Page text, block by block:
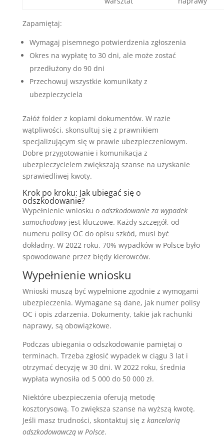
Zapamiętaj:
Wymagaj pisemnego potwierdzenia zgłoszenia
Okres na wypłatę to 30 dni, ale może zostać
przedłużony do 90 dni
Przechowuj wszystkie komunikaty z
ubezpieczyciela
Załóż folder z kopiami dokumentów. W razie
wątpliwości, skonsultuj się z prawnikiem
specjalizującym się w prawie ubezpieczeniowym.
Dobre przygotowanie i komunikacja z
ubezpieczycielem zwiększają szanse na uzyskanie
sprawiedliwej kwoty.
Krok po kroku: Jak ubiegać się o
odszkodowanie?
Wypełnienie wniosku o odszkodowanie za wypadek
samochodowyjest kluczowe. Każdy szczegół, od
numeru polisy OC do opisu szkód, musi być
dokładny. W 2022 roku, 70% wypadków w Polsce było
spowodowane przez błędy kierowców.
Wypełnienie wniosku
Wnioski muszą być wypełnione zgodnie z wymogami
ubezpieczenia. Wymagane są dane, jak numer polisy
OC i opis zdarzenia. Dokumenty, takie jak rachunki
naprawy, są obowiązkowe.
Podczas ubiegania o odszkodowanie pamiętaj o
terminach. Trzeba zgłosić wypadek w ciągu 3 lat i
otrzymać decyzję w 30 dni. W 2022 roku, średnia
wypłata wynosiła od 5 000 do 50 000 zł.
Niektóre ubezpieczenia oferują metodę
kosztorysową. To zwiększa szanse na wyższą kwotę.
Jeśli masz trudności, skontaktuj się z kancelarią
odszkodowawczą w Polsce.